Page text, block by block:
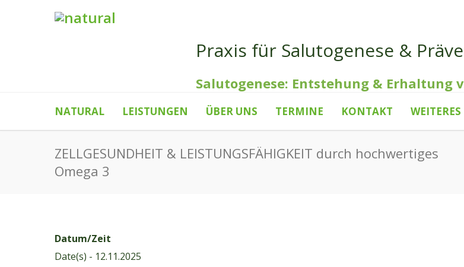
Praxis für Salutogenese &
Salutogenese: Entstehung & Erhaltung
NATURAL LEISTUNGEN ÜBER UNS TERMINE KONTAKT WEITERES
ZELLGESUNDHEIT & LEISTUNGSFÄHIGKEIT durch hochwertiges
Omega 3
Datum/Zeit
Date(s) - 12.11.2025